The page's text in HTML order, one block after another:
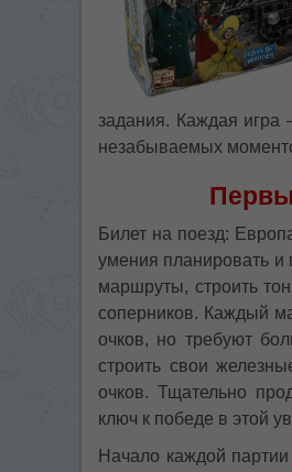
задания. Каждая игра
незабываемых
Билет на поезд:
умения планировать и
маршруты, строить
соперников. Каждый
очков, но требуют
строить свои
очков. Тщательно
ключ к победе в этой
Начало каждой